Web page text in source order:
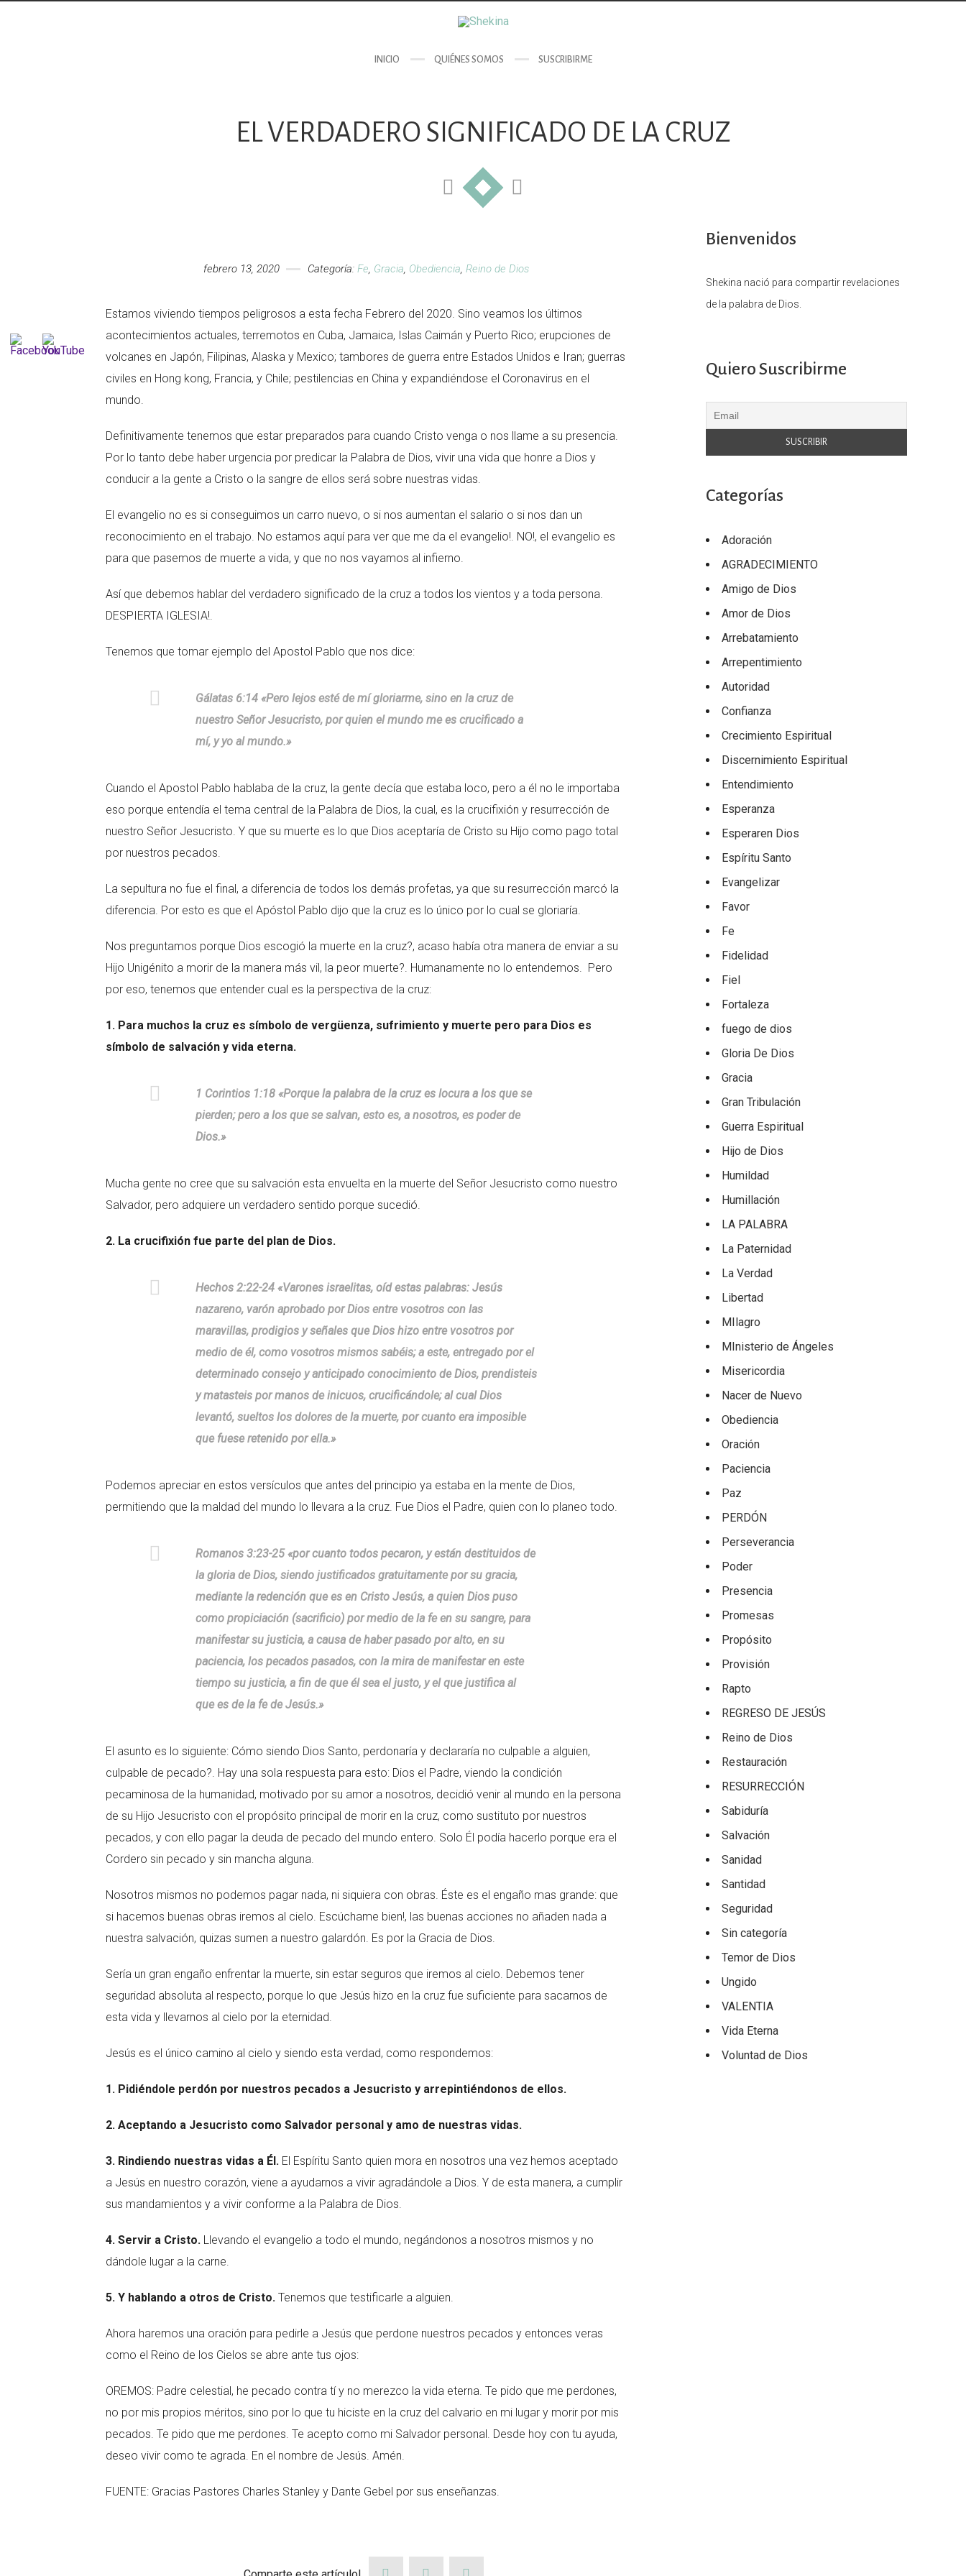
INICIO QUIÉNES SOMOS SUSCRIBIRME
EL VERDADERO SIGNIFICADO DE LA CRUZ
febrero 13, 2020 Categoría: Fe, Gracia, Obediencia, Reino de Dios
Estamos viviendo tiempos peligrosos a esta fecha Febrero del 2020. Sino veamos los últimos
acontecimientos actuales, terremotos en Cuba, Jamaica, Islas Caimán y Puerto Rico; erupciones de
volcanes en Japón, Filipinas, Alaska y Mexico; tambores de guerra entre Estados Unidos e Iran; guerras
civiles en Hong kong, Francia, y Chile; pestilencias en China y expandiéndose el Coronavirus en el
mundo.
Definitivamente tenemos que estar preparados para cuando Cristo venga o nos llame a su presencia.
Por lo tanto debe haber urgencia por predicar la Palabra de Dios, vivir una vida que honre a Dios y
conducir a la gente a Cristo o la sangre de ellos será sobre nuestras vidas.
El evangelio no es si conseguimos un carro nuevo, o si nos aumentan el salario o si nos dan un
reconocimiento en el trabajo. No estamos aquí para ver que me da el evangelio!. NO!, el evangelio es
para que pasemos de muerte a vida, y que no nos vayamos al infierno.
Así que debemos hablar del verdadero significado de la cruz a todos los vientos y a toda persona.
DESPIERTA IGLESIA!.
Tenemos que tomar ejemplo del Apostol Pablo que nos dice:
Gálatas 6:14 «Pero lejos esté de mí gloriarme, sino en la cruz de
nuestro Señor Jesucristo, por quien el mundo me es crucificado a
mí, y yo al mundo.»
Cuando el Apostol Pablo hablaba de la cruz, la gente decía que estaba loco, pero a él no le importaba
eso porque entendía el tema central de la Palabra de Dios, la cual, es la crucifixión y resurrección de
nuestro Señor Jesucristo. Y que su muerte es lo que Dios aceptaría de Cristo su Hijo como pago total
por nuestros pecados.
La sepultura no fue el final, a diferencia de todos los demás profetas, ya que su resurrección marcó la
diferencia. Por esto es que el Apóstol Pablo dijo que la cruz es lo único por lo cual se gloriaría.
Nos preguntamos porque Dios escogió la muerte en la cruz?, acaso había otra manera de enviar a su
Hijo Unigénito a morir de la manera más vil, la peor muerte?. Humanamente no lo entendemos. Pero
por eso, tenemos que entender cual es la perspectiva de la cruz:
1. Para muchos la cruz es símbolo de vergüenza, sufrimiento y muerte pero para Dios es
símbolo de salvación y vida eterna.
1 Corintios 1:18 «Porque la palabra de la cruz es locura a los que se
pierden; pero a los que se salvan, esto es, a nosotros, es poder de
Dios.»
Mucha gente no cree que su salvación esta envuelta en la muerte del Señor Jesucristo como nuestro
Salvador, pero adquiere un verdadero sentido porque sucedió.
2. La crucifixión fue parte del plan de Dios.
Hechos 2:22-24 «Varones israelitas, oíd estas palabras: Jesús
nazareno, varón aprobado por Dios entre vosotros con las
maravillas, prodigios y señales que Dios hizo entre vosotros por
medio de él, como vosotros mismos sabéis; a este, entregado por el
determinado consejo y anticipado conocimiento de Dios, prendisteis
y matasteis por manos de inicuos, crucificándole; al cual Dios
levantó, sueltos los dolores de la muerte, por cuanto era imposible
que fuese retenido por ella.»
Podemos apreciar en estos versículos que antes del principio ya estaba en la mente de Dios,
permitiendo que la maldad del mundo lo llevara a la cruz. Fue Dios el Padre, quien con lo planeo todo.
Romanos 3:23-25 «por cuanto todos pecaron, y están destituidos de
la gloria de Dios, siendo justificados gratuitamente por su gracia,
mediante la redención que es en Cristo Jesús, a quien Dios puso
como propiciación (sacrificio) por medio de la fe en su sangre, para
manifestar su justicia, a causa de haber pasado por alto, en su
paciencia, los pecados pasados, con la mira de manifestar en este
tiempo su justicia, a fin de que él sea el justo, y el que justifica al
que es de la fe de Jesús.»
El asunto es lo siguiente: Cómo siendo Dios Santo, perdonaría y declararía no culpable a alguien,
culpable de pecado?. Hay una sola respuesta para esto: Dios el Padre, viendo la condición
pecaminosa de la humanidad, motivado por su amor a nosotros, decidió venir al mundo en la persona
de su Hijo Jesucristo con el propósito principal de morir en la cruz, como sustituto por nuestros
pecados, y con ello pagar la deuda de pecado del mundo entero. Solo Él podía hacerlo porque era el
Cordero sin pecado y sin mancha alguna.
Nosotros mismos no podemos pagar nada, ni siquiera con obras. Éste es el engaño mas grande: que
si hacemos buenas obras iremos al cielo. Escúchame bien!, las buenas acciones no añaden nada a
nuestra salvación, quizas sumen a nuestro galardón. Es por la Gracia de Dios.
Sería un gran engaño enfrentar la muerte, sin estar seguros que iremos al cielo. Debemos tener
seguridad absoluta al respecto, porque lo que Jesús hizo en la cruz fue suficiente para sacarnos de
esta vida y llevarnos al cielo por la eternidad.
Jesús es el único camino al cielo y siendo esta verdad, como respondemos:
1. Pidiéndole perdón por nuestros pecados a Jesucristo y arrepintiéndonos de ellos.
2. Aceptando a Jesucristo como Salvador personal y amo de nuestras vidas.
3. Rindiendo nuestras vidas a Él. El Espíritu Santo quien mora en nosotros una vez hemos aceptado
a Jesús en nuestro corazón, viene a ayudarnos a vivir agradándole a Dios. Y de esta manera, a cumplir
sus mandamientos y a vivir conforme a la Palabra de Dios.
4. Servir a Cristo. Llevando el evangelio a todo el mundo, negándonos a nosotros mismos y no
dándole lugar a la carne.
5. Y hablando a otros de Cristo. Tenemos que testificarle a alguien.
Ahora haremos una oración para pedirle a Jesús que perdone nuestros pecados y entonces veras
como el Reino de los Cielos se abre ante tus ojos:
OREMOS: Padre celestial, he pecado contra tí y no merezco la vida eterna. Te pido que me perdones,
no por mis propios méritos, sino por lo que tu hiciste en la cruz del calvario en mi lugar y morir por mis
pecados. Te pido que me perdones. Te acepto como mi Salvador personal. Desde hoy con tu ayuda,
deseo vivir como te agrada. En el nombre de Jesús. Amén.
FUENTE: Gracias Pastores Charles Stanley y Dante Gebel por sus enseñanzas.
Bienvenidos
Shekina nació para compartir revelaciones
de la palabra de Dios.
Quiero Suscribirme
Categorías
Adoración
AGRADECIMIENTO
Amigo de Dios
Amor de Dios
Arrebatamiento
Arrepentimiento
Autoridad
Confianza
Crecimiento Espiritual
Discernimiento Espiritual
Entendimiento
Esperanza
Esperaren Dios
Espíritu Santo
Evangelizar
Favor
Fe
Fidelidad
Fiel
Fortaleza
fuego de dios
Gloria De Dios
Gracia
Gran Tribulación
Guerra Espiritual
Hijo de Dios
Humildad
Humillación
LA PALABRA
La Paternidad
La Verdad
Libertad
MIlagro
MInisterio de Ángeles
Misericordia
Nacer de Nuevo
Obediencia
Oración
Paciencia
Paz
PERDÓN
Perseverancia
Poder
Presencia
Promesas
Propósito
Provisión
Rapto
REGRESO DE JESÚS
Reino de Dios
Restauración
RESURRECCIÓN
Sabiduría
Salvación
Sanidad
Santidad
Seguridad
Sin categoría
Temor de Dios
Ungido
VALENTIA
Vida Eterna
Voluntad de Dios